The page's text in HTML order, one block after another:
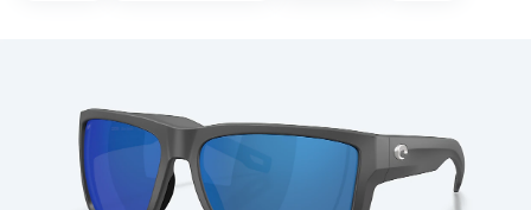
Precio: Sin cargo
Cantidad: